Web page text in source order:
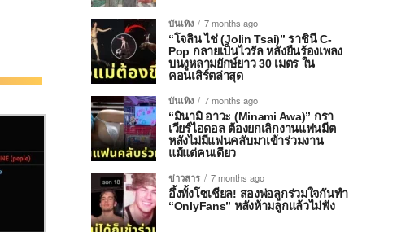
บันเทิง
7 months ago
“โจลิน ไช่ (Jolin Tsai)” ราชินี C-
Pop กลายเป็นไวรัล หลังยืนร้องเพลง
บนงูหลามยักษ์ยาว 30 เมตร ใน
คอนเสิร์ตล่าสุด
บันเทิง
7 months ago
“มินามิ อาวะ (Minami Awa)” กรา
เวียร์ไอดอล ต้องยกเลิกงานแฟนมีต
หลังไม่มีแฟนคลับมาเข้าร่วมงาน
แม้แต่คนเดียว
ข่าวสาร
7 months ago
อึ้งทั้งโซเชียล! สองพ่อลูกร่วมใจกันทำ
“OnlyFans” หลังห้ามลูกแล้วไม่ฟัง